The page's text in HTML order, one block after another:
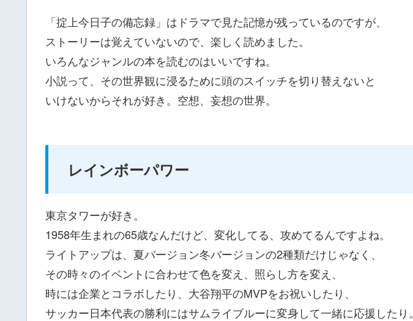
「掟上今日子の備忘録」はドラマで見た記憶が残っているのですが、
ストーリーは覚えていないので、楽しく読めました。
いろんなジャンルの本を読むのはいいですね。
小説って、その世界観に浸るために頭のスイッチを切り替えないと
いけないからそれが好き。空想、妄想の世界。
レインボーパワー
東京タワーが好き。
1958年生まれの65歳なんだけど、変化してる、攻めてるんですよね。
ライトアップは、夏バージョン冬バージョンの2種類だけじゃなく 、
その時々のイベントに合わせて色を変え、照らし方を変え、
時には企業とコラボしたり、大谷翔平のMVPをお祝いしたり、
サッカー日本代表の勝利にはサムライブルーに変身して一緒に応援したり。